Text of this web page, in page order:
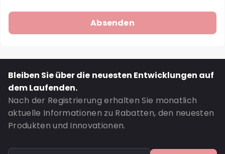
Bleiben Sie über die neuesten Entwicklungen auf
dem Laufenden.
Nach der Registrierung erhalten Sie monatlich
aktuelle Informationen zu Rabatten, den neuesten
Produkten und Innovationen.